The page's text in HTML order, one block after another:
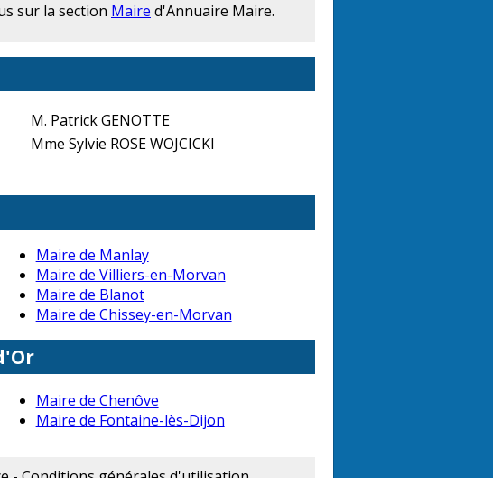
sur la section Maire d'Annuaire Maire.
M. Patrick GENOTTE
Mme Sylvie ROSE WOJCICKI
Maire de Manlay
Maire de Villiers-en-Morvan
Maire de Blanot
Maire de Chissey-en-Morvan
Maire de Chenôve
Maire de Fontaine-lès-Dijon